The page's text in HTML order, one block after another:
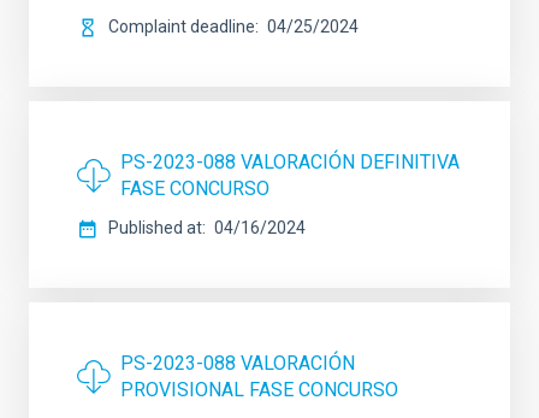
Complaint deadline
04/25/2024
PS-2023-088 VALORACIÓN DEFINITIVA
FASE CONCURSO
Published at 04/16/2024
PS-2023-088 VALORACIÓN
PROVISIONAL FASE CONCURSO